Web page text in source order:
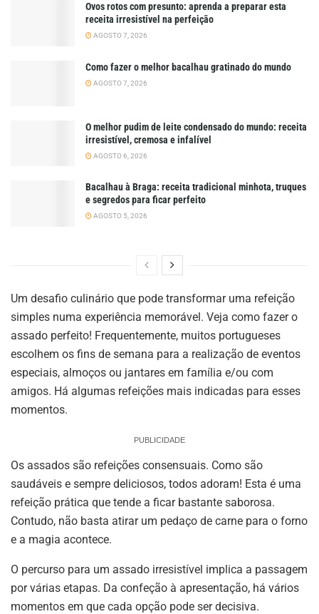
Ovos rotos com presunto: aprenda a preparar esta
receita irresistível na perfeição
AGOSTO 7, 2026
Como fazer o melhor bacalhau gratinado do mundo
AGOSTO 7, 2026
O melhor pudim de leite condensado do mundo: receita
irresistível, cremosa e infalível
AGOSTO 6, 2026
Bacalhau à Braga: receita tradicional minhota, truques
e segredos para ficar perfeito
AGOSTO 5, 2026
Um desafio culinário que pode transformar uma refeição
simples numa experiência memorável. Veja como fazer o
assado perfeito! Frequentemente, muitos portugueses
escolhem os fins de semana para a realização de eventos
especiais, almoços ou jantares em família e/ou com
amigos. Há algumas refeições mais indicadas para esses
momentos.
PUBLICIDADE
Os assados são refeições consensuais. Como são
saudáveis e sempre deliciosos, todos adoram! Esta é uma
refeição prática que tende a ficar bastante saborosa.
Contudo, não basta atirar um pedaço de carne para o forno
e a magia acontece.
O percurso para um assado irresistível implica a passagem
por várias etapas. Da confeção à apresentação, há vários
momentos em que cada opção pode ser decisiva.